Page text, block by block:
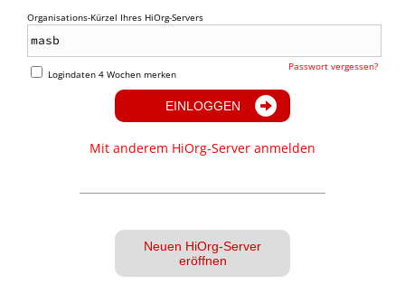
Organisations-Kürzel Ihres HiOrg-Servers
Logindaten 4 Wochen merken
Passwort vergessen?
EINLOGGEN
Mit anderem HiOrg-Server anmelden
Neuen HiOrg-Server
eröffnen